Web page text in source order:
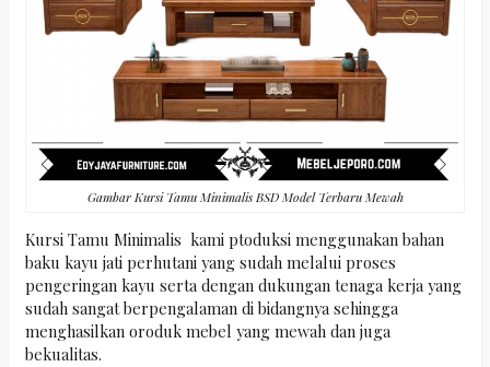
Gambar Kursi Tamu Minimalis BSD Model Terbaru Mewah
Kursi Tamu Minimalis kami ptoduksi menggunakan bahan
baku kayu jati perhutani yang sudah melalui proses
pengeringan kayu serta dengan dukungan tenaga kerja yang
sudah sangat berpengalaman di bidangnya sehingga
menghasilkan oroduk mebel yang mewah dan juga
bekualitas.